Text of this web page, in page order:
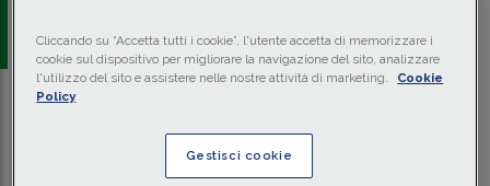
8 min.
Cliccando su “Accetta tutti i cookie”, l'utente accetta di memorizzare i
cookie sul dispositivo per migliorare la navigazione del sito, analizzare
l'utilizzo del sito e assistere nelle nostre attività di marketing.
Cookie
Policy
Gestisci cookie